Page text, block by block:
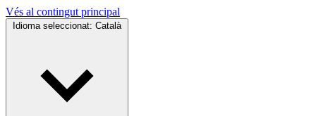
Vés al contingut principal
Idioma seleccionat: Català